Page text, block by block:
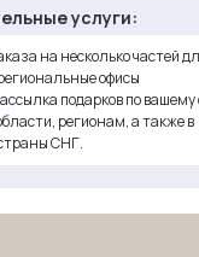
на несколько частей
офисы
подарков по вашему
регионам, а также в
СНГ.
услуги: